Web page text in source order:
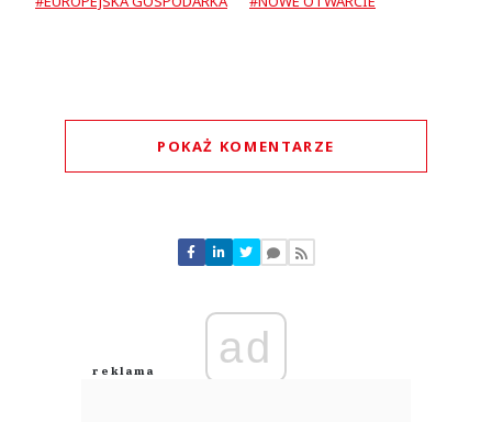
POKAŻ KOMENTARZE
Nie znaleziono komentarzy
Zostaw swoje komentarze
Anuluj
ad